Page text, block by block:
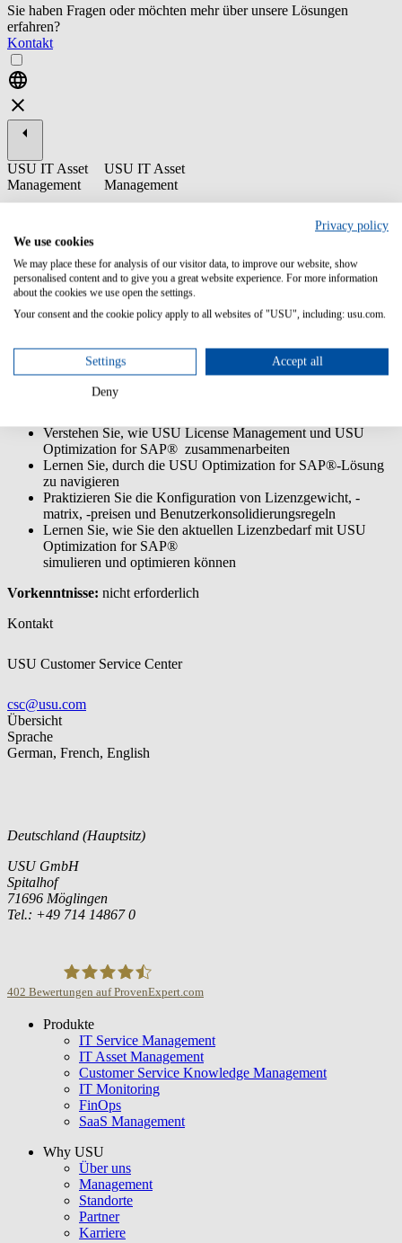
Sie haben Fragen oder möchten mehr über unsere Lösungen
erfahren?
Kontakt
USU IT Asset
Management
SAP® - Training
für Endnutzer
USU IT Asset
Management
Das Endnutzer-Training für USU Optimization for SAP® behandelt
die verschiedenen Module der Softwarelösung, Ihre Funktionen
sowie die Navigation im Front-End. Darüberhinaus gibt dieses
Anwendungsprozess sowie in die Simulations- und
Optimierungsfunktion.
Verstehen Sie, wie USU License Management und USU
Optimization for SAP® zusammenarbeiten
Lernen Sie, durch die USU Optimization for SAP®-Lösung
zu navigieren
Praktizieren Sie die Konfiguration von Lizenzgewicht, -
matrix, -preisen und Benutzerkonsolidierungsregeln
Lernen Sie, wie Sie den aktuellen Lizenzbedarf mit USU
Optimization for SAP®
simulieren und optimieren können
Vorkenntnisse: nicht erforderlich
Kontakt
USU Customer Service Center
csc@usu.com
Übersicht
Sprache
German, French, English
Deutschland (Hauptsitz)
USU GmbH
Spitalhof
71696 Möglingen
Tel.: +49 714 14867 0
USU GmbH
402 Bewertungen auf ProvenExpert.com
Produkte
IT Service Management
IT Asset Management
Customer Service Knowledge Management
IT Monitoring
FinOps
SaaS Management
Why USU
Über uns
Management
Standorte
Partner
Karriere
Privacy policy
We use cookies
We may place these for analysis of our visitor data, to improve our website, show
personalised content and to give you a great website experience. For more information
about the cookies we use open the settings.
Your consent and the cookie policy apply to all websites of "USU", including: usu.com.
Settings Accept all
Deny